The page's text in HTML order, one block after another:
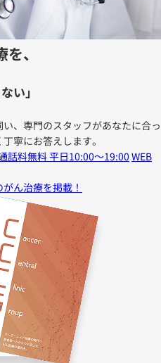
、
い」
、専門のスタッフがあなたに合っ
寧にお答えします。
話料無料 平日10:00～19:00WEB
ん治療を掲載！